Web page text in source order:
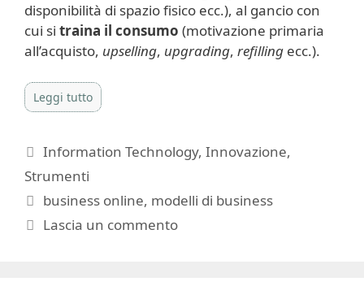
disponibilità di spazio fisico ecc.), al gancio con
cui si traina il consumo (motivazione primaria
all’acquisto, upselling, upgrading, refilling ecc.).
Leggi tutto
Categorie
Information Technology,Innovazione,
Strumenti
Tag
business online, modelli di business
Lascia un commento